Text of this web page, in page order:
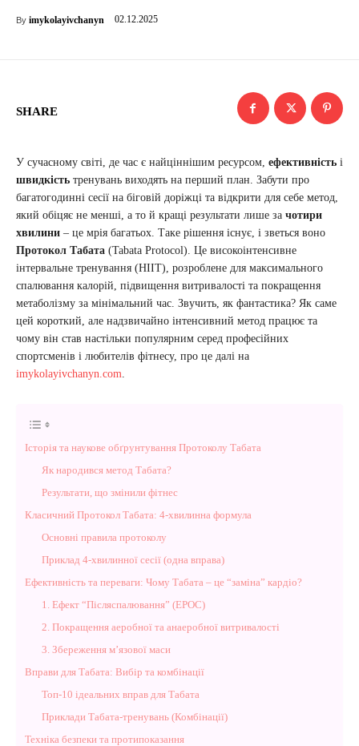
By imykolayivchanyn 02.12.2025
SHARE
У сучасному світі, де час є найціннішим ресурсом, ефективність і
швидкість тренувань виходять на перший план. Забути про
багатогодинні сесії на біговій доріжці та відкрити для себе метод,
який обіцяє не менші, а то й кращі результати лише за чотири
хвилини – це мрія багатьох. Таке рішення існує, і зветься воно
Протокол Табата (Tabata Protocol). Це високоінтенсивне
інтервальне тренування (HIIT), розроблене для максимального
спалювання калорій, підвищення витривалості та покращення
метаболізму за мінімальний час. Звучить, як фантастика? Як саме
цей короткий, але надзвичайно інтенсивний метод працює та
чому він став настільки популярним серед професійних
спортсменів і любителів фітнесу, про це далі на
imykolayivchanyn.com.
Історія та наукове обґрунтування Протоколу Табата
Як народився метод Табата?
Результати, що змінили фітнес
Класичний Протокол Табата: 4-хвилинна формула
Основні правила протоколу
Приклад 4-хвилинної сесії (одна вправа)
Ефективність та переваги: Чому Табата – це “заміна” кардіо?
1. Ефект “Післяспалювання” (EPOC)
2. Покращення аеробної та анаеробної витривалості
3. Збереження м’язової маси
Вправи для Табата: Вибір та комбінації
Топ-10 ідеальних вправ для Табата
Приклади Табата-тренувань (Комбінації)
Техніка безпеки та протипоказання